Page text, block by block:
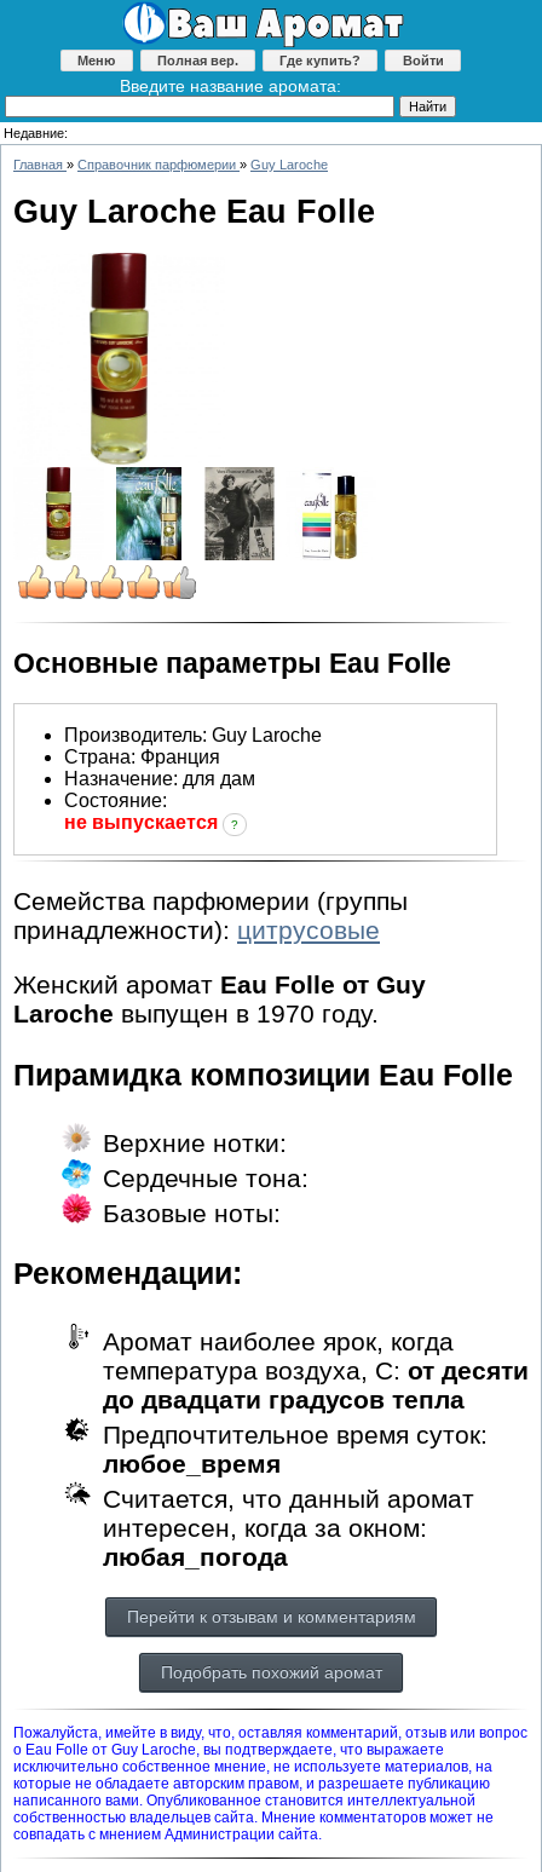
Меню Полная вер. Где купить? Войти
Введите название аромата:
Недавние:
Главная » Справочник парфюмерии » Guy Laroche
Guy Laroche Eau Folle
Основные параметры Eau Folle
Производитель: Guy Laroche
Страна: Франция
Назначение: для дам
Состояние:
не выпускается
?
Семейства парфюмерии (группы
принадлежности): цитрусовые
Женский аромат Eau Folle от Guy
Laroche выпущен в 1970 году.
Пирамидка композиции Eau Folle
Верхние нотки:
Сердечные тона:
Базовые ноты:
Рекомендации:
Аромат наиболее ярок, когда
температура воздуха, С: от десяти
до двадцати градусов тепла
Предпочтительное время суток:
любое_время
Считается, что данный аромат
интересен, когда за окном:
любая_погода
Перейти к отзывам и комментариям
Подобрать похожий аромат
Пожалуйста, имейте в виду, что, оставляя комментарий, отзыв или вопрос
о Eau Folle от Guy Laroche, вы подтверждаете, что выражаете
исключительно собственное мнение, не используете материалов, на
которые не обладаете авторским правом, и разрешаете публикацию
написанного вами. Опубликованное становится интеллектуальной
собственностью владельцев сайта. Мнение комментаторов может не
совпадать с мнением Администрации сайта.